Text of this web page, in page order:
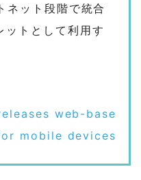
ネット段階で統合
ットとして利用す
web-base
mobile devices